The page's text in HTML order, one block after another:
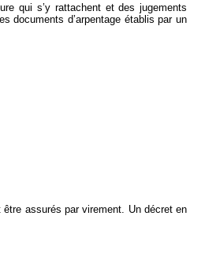
qui s’y rattachent et des jugements
documents d’arpentage établis par un
assurés par virement. Un décret en